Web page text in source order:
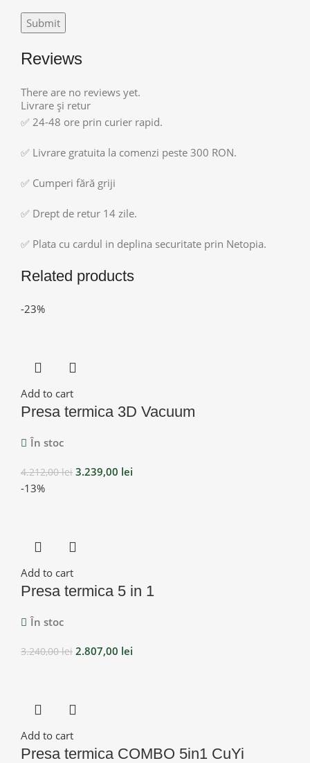
Reviews
There are no reviews yet.
Livrare și retur
✅ 24-48 ore prin curier rapid.
✅ Livrare gratuita la comenzi peste 300 RON.
✅ Cumperi fără griji
✅ Drept de retur 14 zile.
✅ Plata cu cardul in deplina securitate prin Netopia.
Related products
-23%
Add to cart
Presa termica 3D Vacuum
În stoc
4.212,00lei 3.239,00 lei
-13%
Add to cart
Presa termica 5 in 1
În stoc
3.240,00lei 2.807,00 lei
Add to cart
Presa termica COMBO 5in1 CuYi